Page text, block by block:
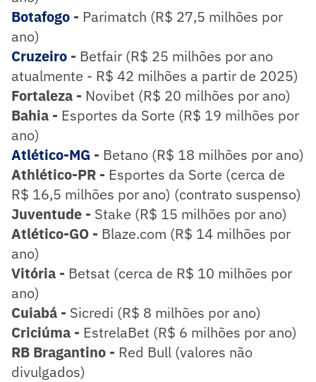
Botafogo - Parimatch (R$ 27,5 milhões por
ano)
Cruzeiro - Betfair (R$ 25 milhões por ano
atualmente - R$ 42 milhões a partir de 2025)
Fortaleza - Novibet (R$ 20 milhões por ano)
Bahia - Esportes da Sorte (R$ 19 milhões por
ano)
Atlético-MG - Betano (R$ 18 milhões por ano)
Athlético-PR - Esportes da Sorte (cerca de
R$ 16,5 milhões por ano) (contrato suspenso)
Juventude - Stake (R$ 15 milhões por ano)
Atlético-GO - Blaze.com (R$ 14 milhões por
ano)
Vitória - Betsat (cerca de R$ 10 milhões por
ano)
Cuiabá - Sicredi (R$ 8 milhões por ano)
Criciúma - EstrelaBet (R$ 6 milhões por ano)
RB Bragantino - Red Bull (valores não
divulgados)